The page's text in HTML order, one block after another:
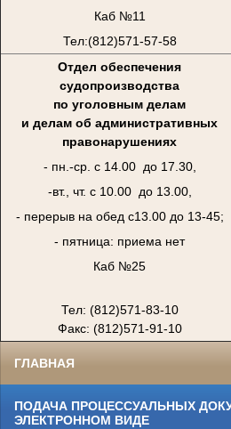
Каб №11
Тел:(812)571-57-58
Отдел обеспечения
судопроизводства
по уголовным делам
и делам об административных
правонарушениях
- пн.-ср. с 14.00 до 17.30,
-вт., чт. с 10.00 до 13.00,
- перерыв на обед с13.00 до 13-45;
- пятница: приема нет
Каб №25
Тел: (812)571-83-10
Факс: (812)571-91-10
ГЛАВНАЯ
ПОДАЧА ПРОЦЕССУАЛЬНЫХ
ЭЛЕКТРОННОМ ВИДЕ